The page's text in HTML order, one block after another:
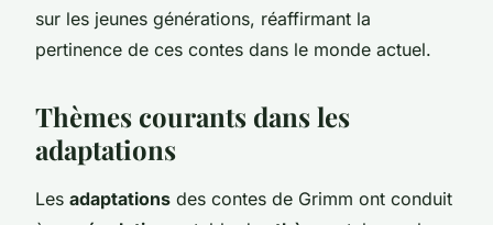
sur les jeunes générations, réaffirmant la
pertinence de ces contes dans le monde actuel.
Thèmes courants dans les
adaptations
Les adaptations des contes de Grimm ont conduit